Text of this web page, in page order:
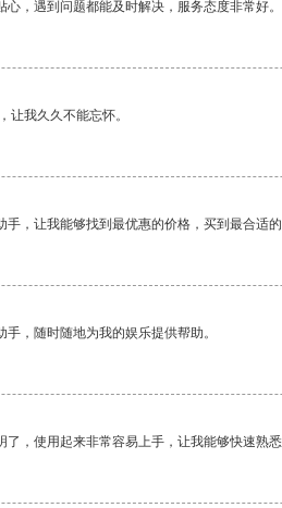
，遇到问题都能及时解决，服务态度非常好。
让我久久不能忘怀。
，让我能够找到最优惠的价格，买到最合适的
，随时随地为我的娱乐提供帮助。
，使用起来非常容易上手，让我能够快速熟